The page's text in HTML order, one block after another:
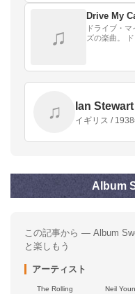
♫
Drive My
ドライブ・
ズの楽曲。
♫ Ian Stewart
イギリス /
Album
この記事から — Album
と楽しもう
アーティスト
The Rolling
Neil